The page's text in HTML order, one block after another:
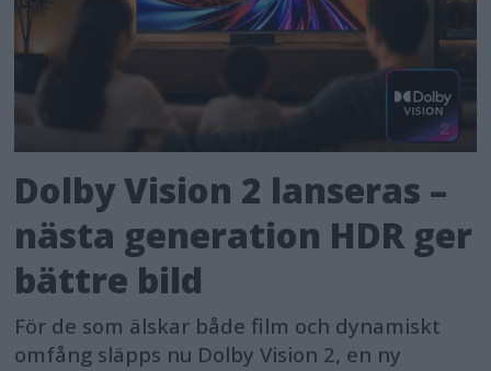
Dolby Vision 2 lanseras –
nästa generation HDR ger
bättre bild
För de som älskar både film och dynamiskt
omfång släpps nu Dolby Vision 2, en ny